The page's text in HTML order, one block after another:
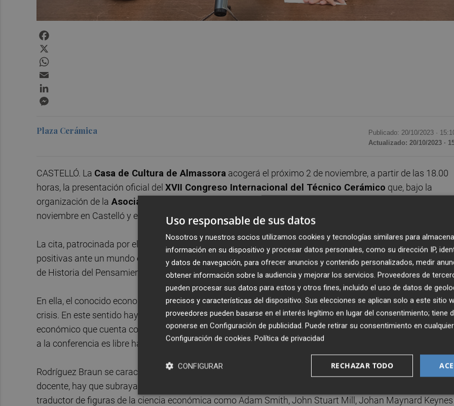
Plaza Cerámica Publicado: 20/10/2023 ·
Actualizado: 20/10/2023 ·
CASTELLÓ. La Casa de Cultura de Almassora acogerá el próximo 2 de noviembre, a partir de las 18.00
horas, la presentación oficial del XVII Congreso Internacional del Técnico Cerámico que, bajo la
organización de la Asociación Española de Técnicos Cerámicos (ATC)
noviembre en Castelló y espera recibir a más de 300 expertos y profesionales de la industria cerámica.
La cita, patrocinada por el Ayuntamiento de Almassora, incluirá la conferencia titulada ‘Perspectivas
positivas ante un mundo en crisis, otra vez’, que correrá a cargo deCarlos Rodríguez Braun, catedrático
de Historia del Pensamiento Económico en la Universidad Complutense de Madrid (UCM).
En ella, el conocido economista, abordará la situación tanto de la economía como de la política en época
crisis. En este sentido hay que subrayar que el conferenciante es un experto en pensamiento y liberalismo
económico que cuenta con el reconocimiento internacional por sus publicaciones y conferencias. La
a la conferencia es libre hasta completar aforo.
Rodríguez Braun se caracteriza por aunar el rigor académico con el afán divulgativo. Además de su labor
docente, hay que subrayar que este economista hispano-argentino es autor de una veintena de libros y
traductor de figuras de la ciencia económica como Adam Smith, John Stuart Mill, Johan Maynard Keynes
Uso responsable de sus datos
Nosotros y nuestros socios utilizamos cookies y tecnologías similares para
información en su dispositivo y procesar datos personales, como su dirección IP,
y datos de navegación, para ofrecer anuncios y contenido personalizados, medir
obtener información sobre la audiencia y mejorar los servicios. Proveedores de
pueden procesar sus datos para estos y otros fines, incluido el uso de datos de
precisos y características del dispositivo. Sus elecciones se aplican solo a este sitio
proveedores pueden basarse en el interés legítimo en lugar del consentimiento; tiene
oponerse en Configuración de publicidad. Puede retirar su consentimiento en
Configuración de cookies. Política de privacidad
RECHAZAR TODO
CONFIGURAR